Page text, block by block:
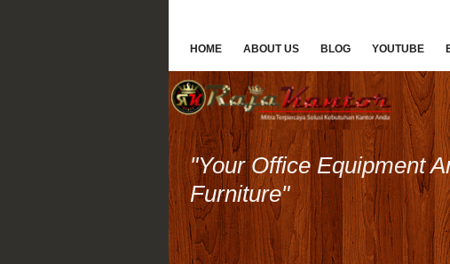
HOME ABOUT US BLOG YOUTUBE
"Your Office Equipment
Furniture"